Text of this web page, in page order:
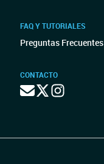
FAQ Y TUTORIALES
Preguntas Frecuentes
CONTACTO